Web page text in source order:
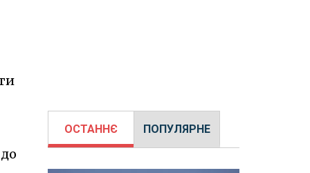
ОСТАННЄ ПОПУЛЯРНЕ